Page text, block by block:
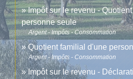
Impôt sur le revenu -
personne seule
Argent - Impôts - Consommation
Quotient familial d'une
Argent - Impôts - Consommation
Impôt sur le revenu -